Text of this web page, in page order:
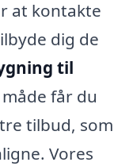
at kontakte
dig de
til
får du
tilbud, som
Vores